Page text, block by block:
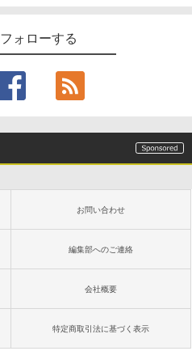
ォローする
お問い合わせ
編集部へのご連絡
会社概要
特定商取引法に基づく表示